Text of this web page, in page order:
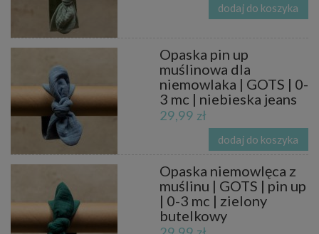
dodaj do koszyka
Opaska pin up
muślinowa dla
niemowlaka | GOTS | 0-
3 mc | niebieska jeans
29,99 zł
dodaj do koszyka
Opaska niemowlęca z
muślinu | GOTS | pin up
| 0-3 mc | zielony
butelkowy